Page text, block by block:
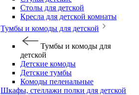
Столы для детской
Кресла для детской комнаты
Тумбы и комоды для детской
Тумбы и комоды для
детской
Детские комоды
Детские тумбы
Комоды пеленальные
Шкафы, стеллажи полки для детской